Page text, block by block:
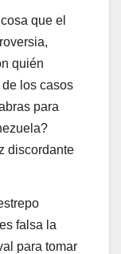
que el
quién
los casos
para
discordante
falsa la
para tomar